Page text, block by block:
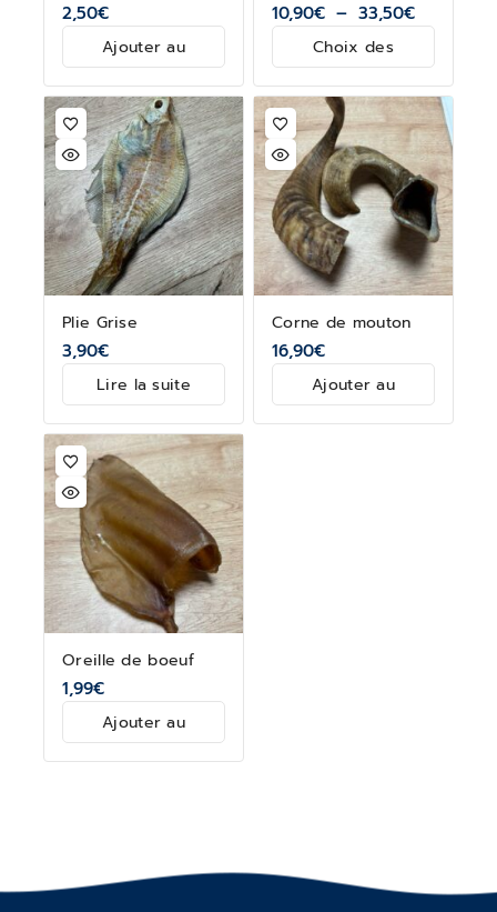
2,50€
Ajouter au
10,90€ – 33,50€
Choix des
Plie Grise
3,90€
Lire la suite
Corne de mouton
16,90€
Ajouter au
Oreille de boeuf
1,99€
Ajouter au